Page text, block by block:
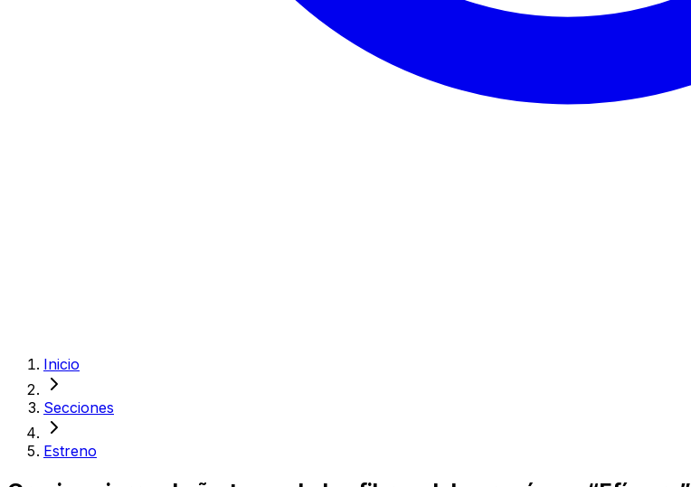
Inicio
Secciones
Estreno